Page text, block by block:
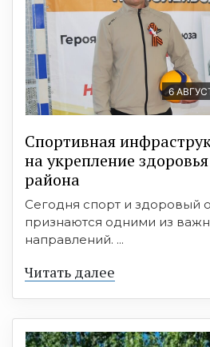
6
Спортивная
на укрепление
района
Сегодня спорт и здоровый
признаются одними из
направлений. ...
Читать далее